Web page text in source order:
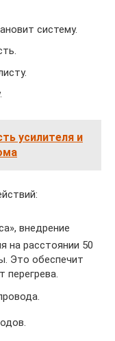
систему.
усилителя и
внедрение
на расстоянии 50
Это обеспечит